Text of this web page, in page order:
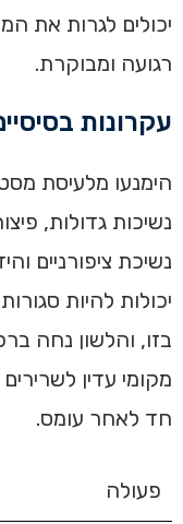
יכולים לגרות את
רגועה ומבוקרת.
עקרונות
הימנעו מלעיסת
נשיכות גדולות,
נשיכת ציפורניים
יכולות להיות
בזו, והלשון נחה
מקומי עדין
חד לאחר עומס.
פעולה